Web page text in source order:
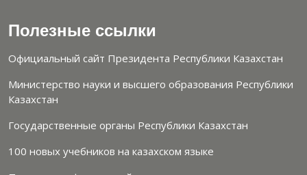
Полезные ссылки
Официальный сайт Президента Республики Казахстан
Министерство науки и высшего образования Республики
Казахстан
Государственные органы Республики Казахстан
100 новых учебников на казахском языке